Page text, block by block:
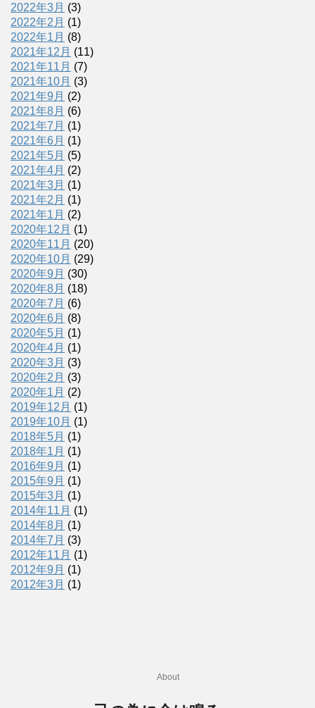
2022年3月 (3)
2022年2月 (1)
2022年1月 (8)
2021年12月 (11)
2021年11月 (7)
2021年10月 (3)
2021年9月 (2)
2021年8月 (6)
2021年7月 (1)
2021年6月 (1)
2021年5月 (5)
2021年4月 (2)
2021年3月 (1)
2021年2月 (1)
2021年1月 (2)
2020年12月 (1)
2020年11月 (20)
2020年10月 (29)
2020年9月 (30)
2020年8月 (18)
2020年7月 (6)
2020年6月 (8)
2020年5月 (1)
2020年4月 (1)
2020年3月 (3)
2020年2月 (3)
2020年1月 (2)
2019年12月 (1)
2019年10月 (1)
2018年5月 (1)
2018年1月 (1)
2016年9月 (1)
2015年9月 (1)
2015年3月 (1)
2014年11月 (1)
2014年8月 (1)
2014年7月 (3)
2012年11月 (1)
2012年9月 (1)
2012年3月 (1)
About